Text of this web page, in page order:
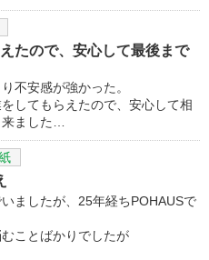
たので、安心して最後まで
不安感が強かった。
してもらえたので、安心して相
ました…
ましたが、25年経ちPOHAUSで
ことばかりでしたが